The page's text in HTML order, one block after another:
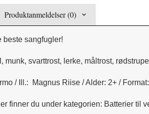
Produktanmeldelser (0)
beste sangfugler!
munk, svarttrost, lerke, måltrost,
/ Ill.: Magnus Riise / Alder: 2+ /
finner du under kategorien: Batterier til